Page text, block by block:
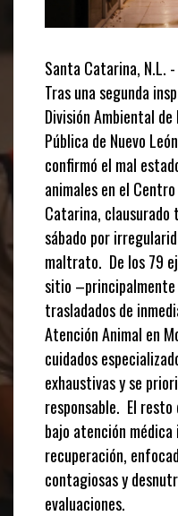
Santa Catarina, N.L.
Tras una segunda
División Ambiental
Pública de Nuevo
confirmó el mal
animales en el
Catarina, clausurado
sábado por
maltrato. De los 79
sitio
trasladados de
Atención Animal en
cuidados
exhaustivas y se
responsable. El resto
bajo atención
recuperación,
contagiosas y
evaluaciones.